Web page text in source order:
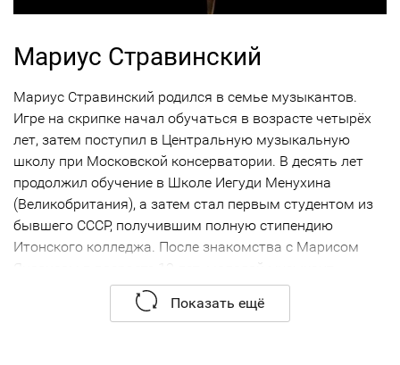
Мариус Стравинский
Мариус Стравинский родился в семье музыкантов.
Игре на скрипке начал обучаться в возрасте четырёх
лет, затем поступил в Центральную музыкальную
школу при Московской консерватории. В десять лет
продолжил обучение в Школе Иегуди Менухина
(Великобритания), а затем стал первым студентом из
бывшего СССР, получившим полную стипендию
Итонского колледжа. После знакомства с Марисом
Янсонсом в возрасте 13 лет, молодой музыкант
увлёкся оркестровым дирижированием и начал
стажироваться у Игоря Головчина. Также он посещал
Показать ещё